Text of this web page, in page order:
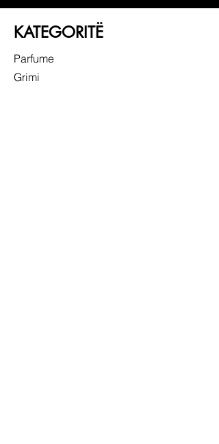
KATEGORITË
Parfume
Grimi